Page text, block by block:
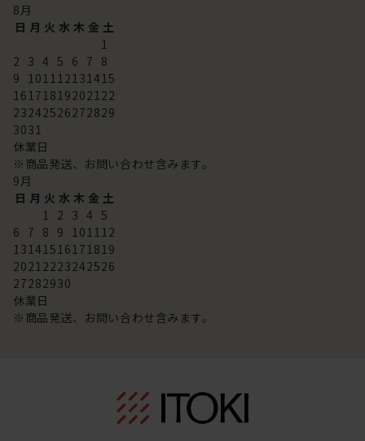
8 月
日 月 火 水 木 金 土
1
2 3 4 5 6 7 8
9
10 11 12 13 14 15
16 17 18 192021 22
23242526272829
3031
休業日
※商品発送、お問い合わせ含みます。
9 月
日 月 火 水 木 金 土
1
2 3 4 5
6 7 8 9 10 11 12
13 14 15 16 17 18 19
2021 2223242526
27282930
休業日
※商品発送、お問い合わせ含みます。